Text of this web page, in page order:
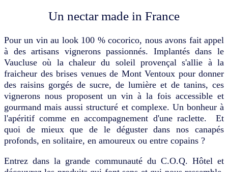
Un nectar made in France
Pour un vin au look 100 % cocorico, nous avons fait appel
à des artisans vignerons passionnés. Implantés dans le
Vaucluse où la chaleur du soleil provençal s'allie à la
fraicheur des brises venues de Mont Ventoux pour donner
des raisins gorgés de sucre, de lumière et de tanins, ces
vignerons nous proposent un vin à la fois accessible et
gourmand mais aussi structuré et complexe. Un bonheur à
l'apéritif comme en accompagnement d'une raclette. Et
quoi de mieux que de le déguster dans nos canapés
profonds, en solitaire, en amoureux ou entre copains ?
Entrez dans la grande communauté du C.O.Q. Hôtel et